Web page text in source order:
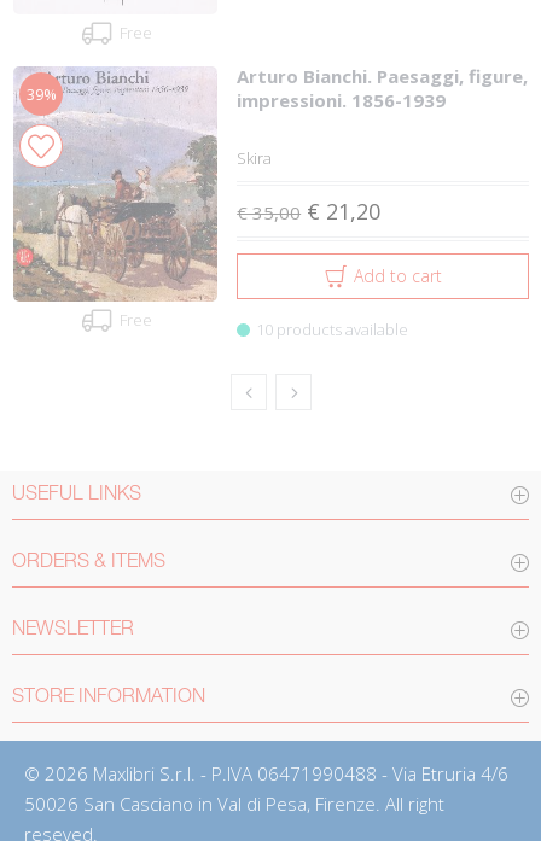
Free
39%
Free
Arturo Bianchi. Paesaggi, figure,
impressioni. 1856-1939
Skira
€ 35,00 € 21,20
Add to cart
10 products available
USEFUL LINKS
ORDERS & ITEMS
NEWSLETTER
STORE INFORMATION
© 2026 Maxlibri S.r.l. - P.IVA 06471990488 - Via Etruria 4/6
50026 San Casciano in Val di Pesa, Firenze. All right
reseved.